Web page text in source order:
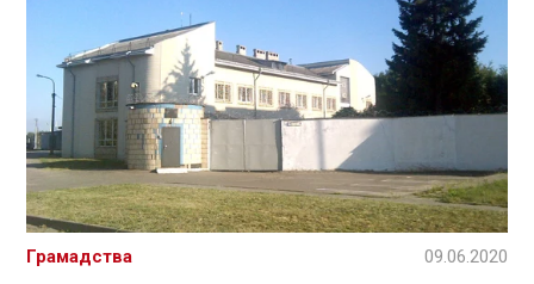
Грамадства 09.06.2020